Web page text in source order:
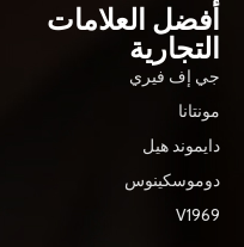
أفضل العلامات
التجارية
جي إف فيري
مونتانا
دايموند هيل
دوموسكينوس
V1969